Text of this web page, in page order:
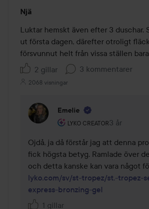
2
av
5
Njä
Luktar hemskt även efter 3 duschar.
ut första dagen, därefter otroligt
försvunnut helt från vissa ställen
2 gillar
3 kommentarer
2068 visningar
Emelie
LYKO CREATOR
Användarens roll: Lyko
3 år
Ojdå, ja då förstår jag att denna
fick högsta betyg. Ramlade över
lyko.com/sv/st-tropez/st.-tropez-
express-bronzing-gel
1 gillar